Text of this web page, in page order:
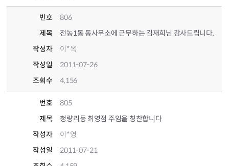
번호
806
제목
전농1동 동사무소에 근무하는 김재희님 감사드립니다.
작성자
이*옥
작성일
2011-07-26
조회수
4,156
번호
805
제목
청량리동 최영점 주임을 칭찬합니다
작성자
이*영
작성일
2011-07-21